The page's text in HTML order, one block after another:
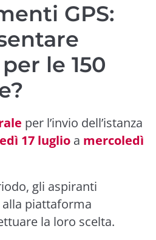
GPS:
le 150
per l’invio dell’istanza
17 luglio a mercoledì
gli aspiranti
piattaforma
la loro scelta.